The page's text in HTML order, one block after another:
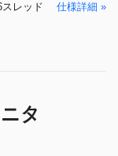
スレッド 仕様詳細 »
タ